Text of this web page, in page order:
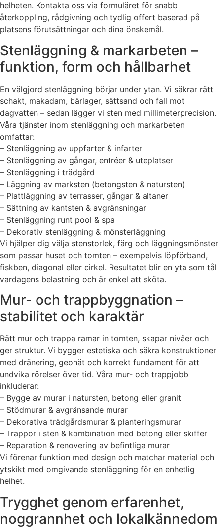
helheten. Kontakta oss via formuläret för snabb
återkoppling, rådgivning och tydlig offert baserad på
platsens förutsättningar och dina önskemål.
Stenläggning & markarbeten –
funktion, form och hållbarhet
En välgjord stenläggning börjar under ytan. Vi säkrar rätt
schakt, makadam, bärlager, sättsand och fall mot
dagvatten – sedan lägger vi sten med millimeterprecision.
Våra tjänster inom stenläggning och markarbeten
omfattar:
– Stenläggning av uppfarter & infarter
– Stenläggning av gångar, entréer & uteplatser
– Stenläggning i trädgård
– Läggning av marksten (betongsten & natursten)
– Plattläggning av terrasser, gångar & altaner
– Sättning av kantsten & avgränsningar
– Stenläggning runt pool & spa
– Dekorativ stenläggning & mönsterläggning
Vi hjälper dig välja stenstorlek, färg och läggningsmönster
som passar huset och tomten – exempelvis löpförband,
fiskben, diagonal eller cirkel. Resultatet blir en yta som tål
vardagens belastning och är enkel att sköta.
Mur- och trappbyggnation –
stabilitet och karaktär
Rätt mur och trappa ramar in tomten, skapar nivåer och
ger struktur. Vi bygger estetiska och säkra konstruktioner
med dränering, geonät och korrekt fundament för att
undvika rörelser över tid. Våra mur- och trappjobb
inkluderar:
– Bygge av murar i natursten, betong eller granit
– Stödmurar & avgränsande murar
– Dekorativa trädgårdsmurar & planteringsmurar
– Trappor i sten & kombination med betong eller skiffer
– Reparation & renovering av befintliga murar
Vi förenar funktion med design och matchar material och
ytskikt med omgivande stenläggning för en enhetlig
helhet.
Trygghet genom erfarenhet,
noggrannhet och lokalkännedom